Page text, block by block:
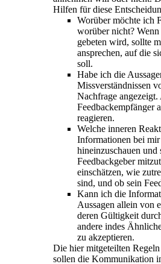
Hilfen für diese
Worüber möchte ich
worüber nicht?
gebeten wird, sollte
ansprechen, auf die
soll.
Habe ich die
Missverständnissen
Nachfrage
Feedbackempfänger
reagieren.
Welche inneren
Informationen bei
hineinzuschauen
Feedbackgeber
einschätzen, wie
sind, und ob sein
Kann ich die
Aussagen allein von
deren Gültigkeit
andere indes
zu akzeptieren.
Die hier mitgeteilten
sollen die Kommunikation